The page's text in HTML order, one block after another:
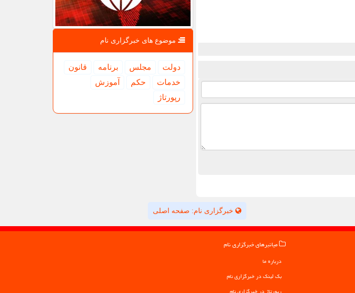
موضوع های خبرگزاری نام
دولت مجلس برنامه
قانون
خدمات
حكم
آموزش
رپورتاژ
خبرگزاری نام: صفحه اصلی
میانبرهای خبرگزاری نام
درباره ما
بک لینک در خبرگزاری نام